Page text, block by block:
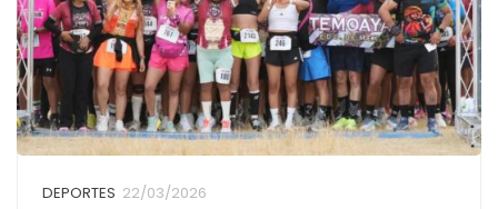
DEPORTES 22/03/2026